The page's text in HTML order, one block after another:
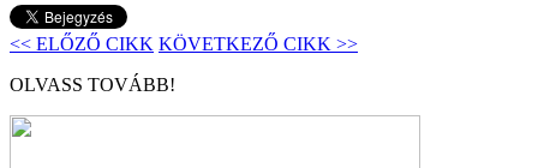
<< ELŐZŐ CIKK KÖVETKEZŐ CIKK >>
OLVASS TOVÁBB!